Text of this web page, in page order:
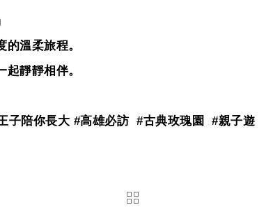
溫柔旅程。
靜靜相伴。
子陪你長大 #高雄必訪#古典玫瑰園 #親子遊
返